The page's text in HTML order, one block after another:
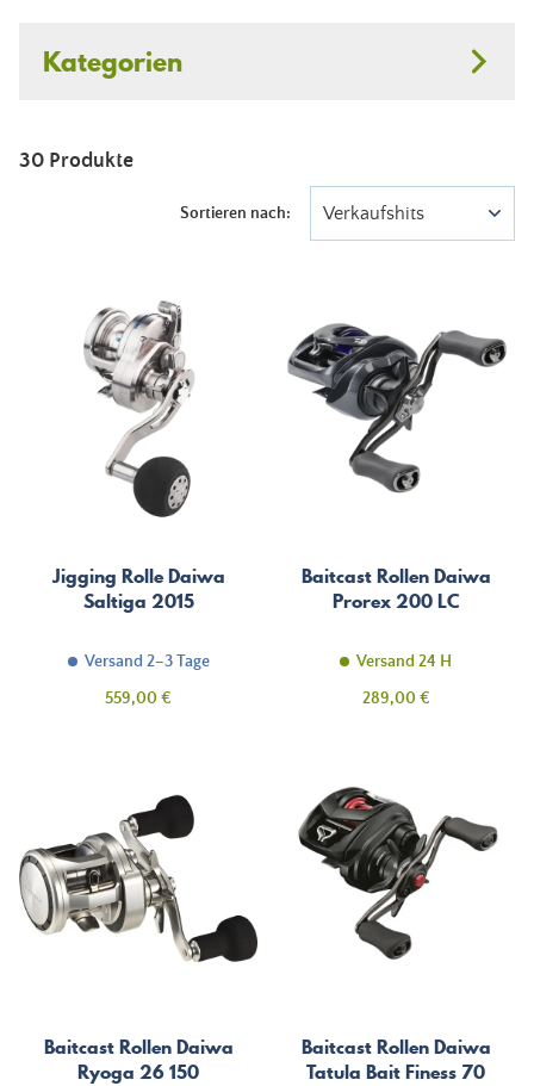
Kategorien
30 Produkte
Sortieren nach: Verkaufshits
Jigging Rolle Daiwa
Saltiga 2015
Versand 2–3 Tage
Preis
559,00 €
Baitcast Rollen Daiwa
Prorex 200 LC
Versand 24 H
Preis
289,00 €
Baitcast Rollen Daiwa
Ryoga 26 150
Baitcast Rollen Daiwa
Tatula Bait Finess 70